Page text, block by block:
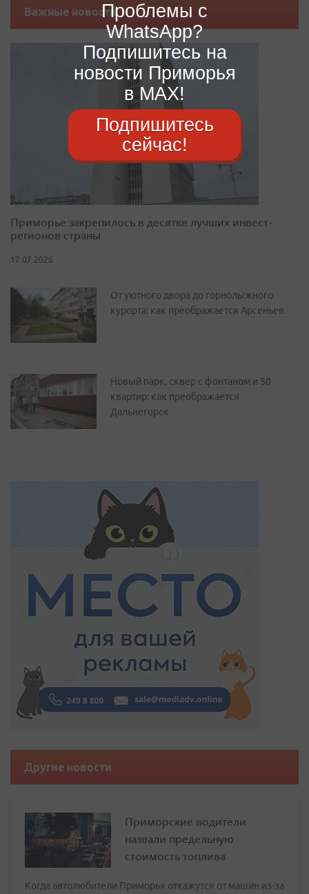
Важные новости
Приморье закрепилось в десятке лучших инвест-
регионов страны
17.07.2026
От уютного двора до горнолыжного
курорта: как преображается Арсеньев
Новый парк, сквер с фонтаном и 50
квартир: как преображается
Дальнегорск
Другие новости
Приморские водители
назвали предельную
стоимость топлива
Когда автолюбители Приморья откажутся от машин из-за
Проблемы с
WhatsApp?
Подпишитесь на
новости Приморья
в MAX!
Подпишитесь
сейчас!